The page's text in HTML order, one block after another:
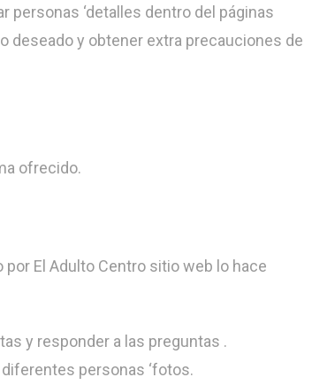
personas ‘detalles dentro del páginas
deseado y obtener extra precauciones de
ofrecido.
El Adulto Centro sitio web lo hace
y responder a las preguntas .
personas ‘fotos.